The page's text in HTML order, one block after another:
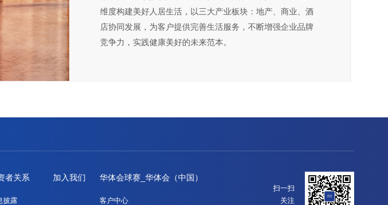
维度构建美好人居生活，以三大产业板块：地产、商业、酒
店协同发展，为客户提供完善生活服务，不断增强企业品牌
竞争力，实践健康美好的未来范本。
者关系
披露
加入我们 华体会球赛_华体会（中国）
客户中心
扫一扫
关注